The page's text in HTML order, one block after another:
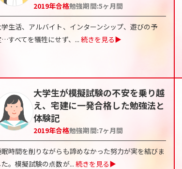
2019年合格勉強期間:5ヶ月間
生活、アルバイト、インターンシップ、遊びの予
すべてを犠牲にせず、 ... 続きを見る▶
大学生が模擬試験の不安を乗り越
え、宅建に一発合格した勉強法と
体験記
2019年合格勉強期間:7ヶ月間
時間を削りながらも諦めなかった努力が実を結びま
。模擬試験の点数が... 続きを見る▶